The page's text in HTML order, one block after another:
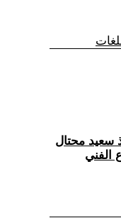
سعيد محتال
الفني